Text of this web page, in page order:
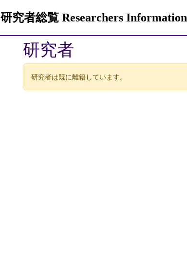
研究者総覧 Researchers Information
研究者
研究者は既に離籍しています。